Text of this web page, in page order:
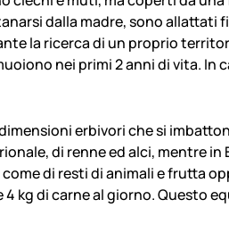
dalla madre, sono allattati
la ricerca di un proprio
nei primi 2 anni di vita. In
erbivori che si
di renne ed alci, mentre
di resti di animali e frutta
kg di carne al giorno. Questo